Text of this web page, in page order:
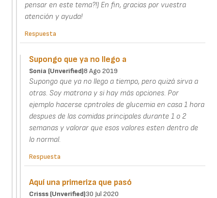
pensar en este tema?!) En fin, gracias por vuestra
atención y ayuda!
Respuesta
Supongo que ya no llego a
Sonia (unverified)8 Ago 2019
Supongo que ya no llego a tiempo, pero quizá sirva a
otras. Soy matrona y si hay más opciones. Por
ejemplo hacerse cpntroles de glucemia en casa 1 hora
despues de las comidas principales durante 1 o 2
semanas y valorar que esos valores esten dentro de
lo normal.
Respuesta
Aquí una primeriza que pasó
Crisss (unverified)30 Jul 2020